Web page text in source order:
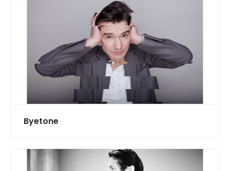
Byetone